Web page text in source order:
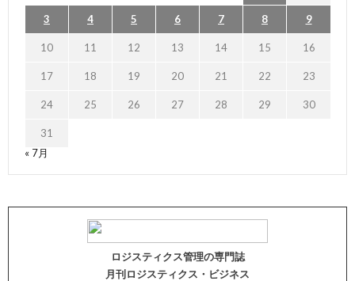
3 4 5 6 7 8 9
10 11 12 13 14 15 16
17 18 19 20 21 22 23
24 25 26 27 28 29 30
31
« 7月
ロジスティクス管理の専門誌
月刊ロジスティクス・ビジネス